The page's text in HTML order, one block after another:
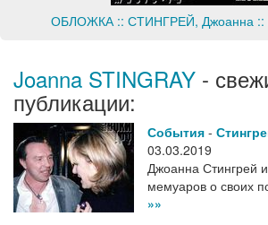
ОБЛОЖКА :: СТИНГРЕЙ, Джоанна ::
Joanna STINGRAY -
публикации:
События -
03.03.2019
Джоанна Стингрей
мемуаров о своих
»»